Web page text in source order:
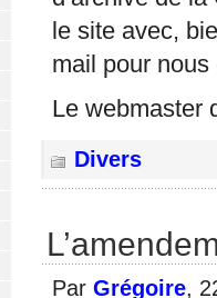
le site avec,
mail pour
Le webmaster
Divers
Par Grégoire,